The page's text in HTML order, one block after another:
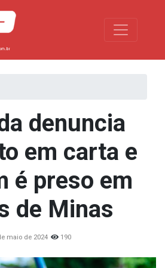
Toggle
denuncia
em carta e
é preso em
de Minas
maio de 2024 190